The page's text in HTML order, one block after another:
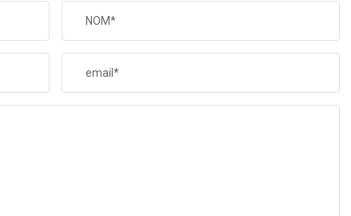
NOM*
email*